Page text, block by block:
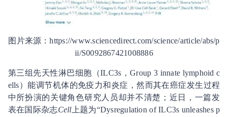
图片来源：https://www.sciencedirect.com/science/article/abs/p
ii/S0092867421008886
第三组先天性淋巴细胞（ILC3s，Group 3 innate lymphoid c
ells）能调节机体的免疫力和炎症，然而其在癌症发生过程
中所扮演的关键角色研究人员却并不清楚；近日，一篇发
表在国际杂志Cell 上题为“Dysregulation of ILC3s unleashes p